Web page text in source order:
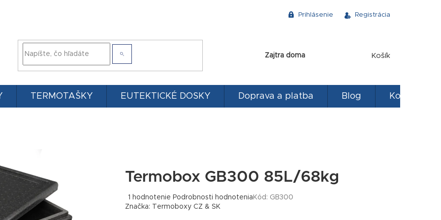
Prihlásenie Registrácia
Zajtra doma
NÁKUPNÝ
Košík
TERMOTAŠKY EUTEKTICKÉ DOSKY Doprava a platba Blog Kontakty
Termobox GB300 85L/68kg
Priemerné
hodnotenie
1 hodnotenie Podrobnosti hodnotenia Kód: GB300
Značka:
Termoboxy CZ & SK